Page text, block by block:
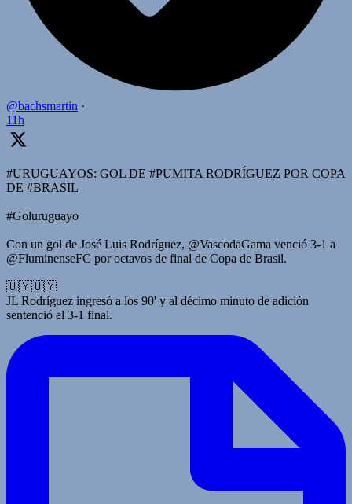
@bachsmartin ·
11h
#URUGUAYOS: GOL DE #PUMITA RODRÍGUEZ POR COPA
DE #BRASIL
#Goluruguayo
Con un gol de José Luis Rodríguez, @VascodaGama venció 3-1 a
@FluminenseFC por octavos de final de Copa de Brasil.
🇺🇾🇺🇾
JL Rodríguez ingresó a los 90' y al décimo minuto de adición
sentenció el 3-1 final.